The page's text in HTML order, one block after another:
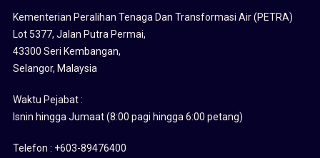
Kementerian Peralihan Tenaga Dan Transformasi Air (PETRA)
Lot 5377, Jalan Putra Permai,
43300 Seri Kembangan,
Selangor, Malaysia
Waktu Pejabat :
Isnin hingga Jumaat (8:00 pagi hingga 6:00 petang)
Telefon : +603-89476400